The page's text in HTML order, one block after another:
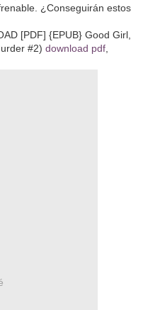
¿Conseguirán estos
[PDF] {EPUB} Good Girl,
#2) download pdf,